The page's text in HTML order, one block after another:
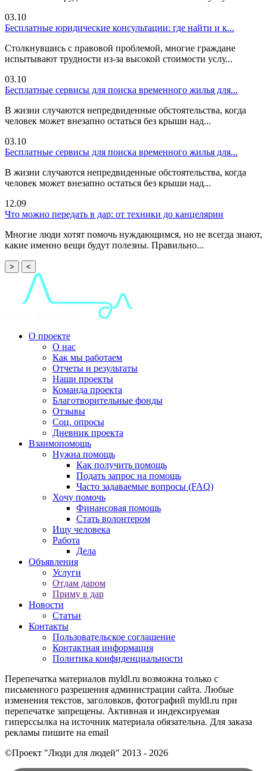
03.10
Бесплатные юридические консультации: где найти и к...
Столкнувшись с правовой проблемой, многие граждане
испытывают трудности из-за высокой стоимости услу...
03.10
Бесплатные сервисы для поиска временного жилья для...
В жизни случаются непредвиденные обстоятельства, когда
человек может внезапно остаться без крыши над...
03.10
Бесплатные сервисы для поиска временного жилья для...
В жизни случаются непредвиденные обстоятельства, когда
человек может внезапно остаться без крыши над...
12.09
Что можно передать в дар: от техники до канцелярии
Многие люди хотят помочь нуждающимся, но не всегда знают,
какие именно вещи будут полезны. Правильно...
> <
О проекте
О нас
Как мы работаем
Отчеты и результаты
Наши проекты
Команда проекта
Благотворительные фонды
Отзывы
Соц. опросы
Дневник проекта
Взаимопомощь
Нужна помощь
Как получить помощь
Подать запрос на помощь
Часто задаваемые вопросы (FAQ)
Хочу помочь
Финансовая помощь
Стать волонтером
Ищу человека
Работа
Дела
Объявления
Услуги
Отдам даром
Приму в дар
Новости
Статьи
Контакты
Пользовательское соглашение
Контактная информация
Политика конфиденциальности
Перепечатка материалов myldl.ru возможна только с
письменного разрешения администрации сайта. Любые
изменения текстов, заголовков, фотографий myldl.ru при
перепечатке запрещены. Активная и индексируемая
гиперссылка на источник материала обязательна. Для заказа
рекламы пишите на еmail
©Проект "Люди для людей" 2013 - 2026